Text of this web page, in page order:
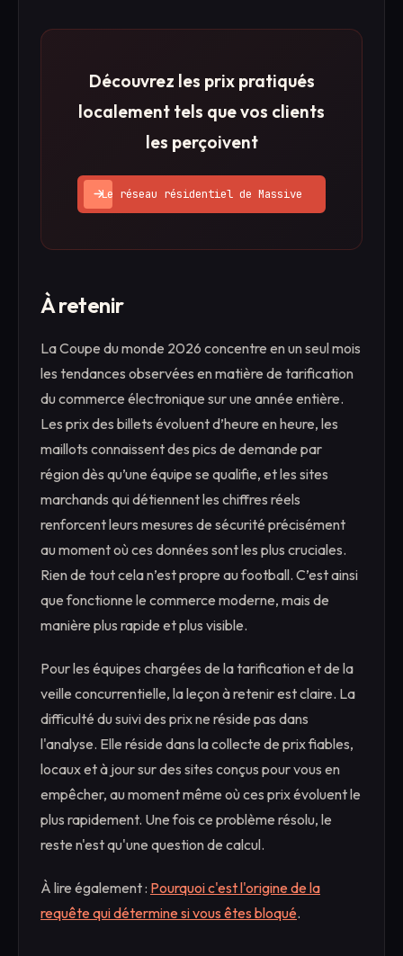
Découvrez les prix pratiqués
localement tels que vos clients
les perçoivent
Le réseau résidentiel de Massive
À retenir
La Coupe du monde 2026 concentre en un seul mois
les tendances observées en matière de tarification
du commerce électronique sur une année entière.
Les prix des billets évoluent d’heure en heure, les
maillots connaissent des pics de demande par
région dès qu’une équipe se qualifie, et les sites
marchands qui détiennent les chiffres réels
renforcent leurs mesures de sécurité précisément
au moment où ces données sont les plus cruciales.
Rien de tout cela n’est propre au football. C’est ainsi
que fonctionne le commerce moderne, mais de
manière plus rapide et plus visible.
Pour les équipes chargées de la tarification et de la
veille concurrentielle, la leçon à retenir est claire. La
difficulté du suivi des prix ne réside pas dans
l'analyse. Elle réside dans la collecte de prix fiables,
locaux et à jour sur des sites conçus pour vous en
empêcher, au moment même où ces prix évoluent le
plus rapidement. Une fois ce problème résolu, le
reste n'est qu'une question de calcul.
À lire également : Pourquoi c'est l'origine de la
requête qui détermine si vous êtes bloqué.